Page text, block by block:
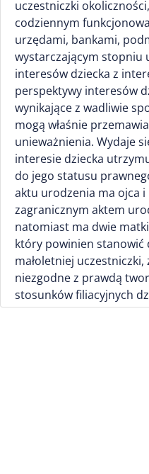
uczestniczki
codziennym
urzędami, bankami,
wystarczającym stopniu
interesów dziecka z
perspektywy interesów
wynikające z wadliwie
mogą właśnie
unieważnienia. Wydaje
interesie dziecka
do jego statusu
aktu urodzenia ma ojca i
zagranicznym aktem
natomiast ma dwie
który powinien stanowić
małoletniej
niezgodne z prawdą
stosunków filiacyjnych